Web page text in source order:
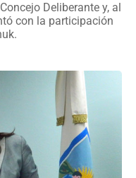
Deliberante y, al
con la participación